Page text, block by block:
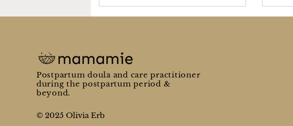
Postpartum doula and care practitioner
during the postpartum period &
beyond.
© 2025 Olivia Erb